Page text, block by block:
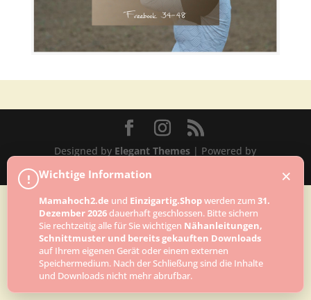
Designed by Elegant Themes | Powered by
! Wichtige Information
Mamahoch2.de und Einzigartig.Shopwerden zum 31.
Dezember 2026dauerhaft geschlossen. Bitte sichern
Sie rechtzeitig alle für Sie wichtigen Nähanleitungen,
Schnittmuster und bereits gekauften Downloads
auf Ihrem eigenen Gerät oder einem externen
Speichermedium. Nach der Schließung sind die Inhalte
und Downloads nicht mehr abrufbar.
×